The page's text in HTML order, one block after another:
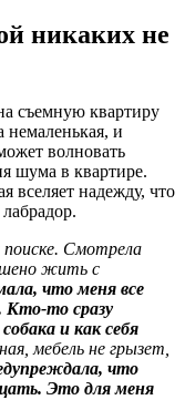
никаких не
съемную квартиру
немаленькая, и
волновать
шума в квартире.
вселяет надежду, что
поиске. Смотрела
жить с
что меня все
Кто-то сразу
и как себя
мебель не грызет,
что
Это для меня